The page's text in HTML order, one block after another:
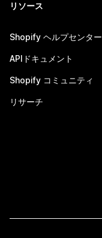
リソース
Shopify ヘルプセンター
APIドキュメント
Shopify コミュニティ
リサーチ